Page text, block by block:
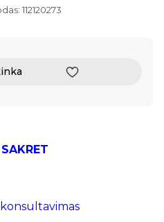
112120273
SAKRET